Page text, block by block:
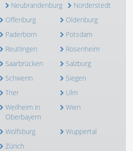
Neubrandenburg
Norderstedt
Offenburg
Oldenburg
Paderborn
Potsdam
Reutlingen
Rosenheim
Saarbrücken
Salzburg
Schwerin
Siegen
Trier
Ulm
Weilheim in
Oberbayern
Wien
Wolfsburg
Wuppertal
Zürich